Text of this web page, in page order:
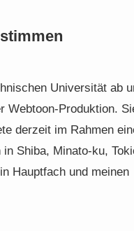
Universität ab
Webtoon-Produktion.
derzeit im Rahmen
Shiba, Minato-ku,
Hauptfach und meinen